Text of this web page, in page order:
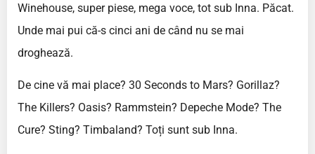
Winehouse, super piese, mega voce, tot sub Inna. Păcat.
Unde mai pui că-s cinci ani de când nu se mai
droghează.
De cine vă mai place? 30 Seconds to Mars? Gorillaz?
The Killers? Oasis? Rammstein? Depeche Mode? The
Cure? Sting? Timbaland? Toți sunt sub Inna.